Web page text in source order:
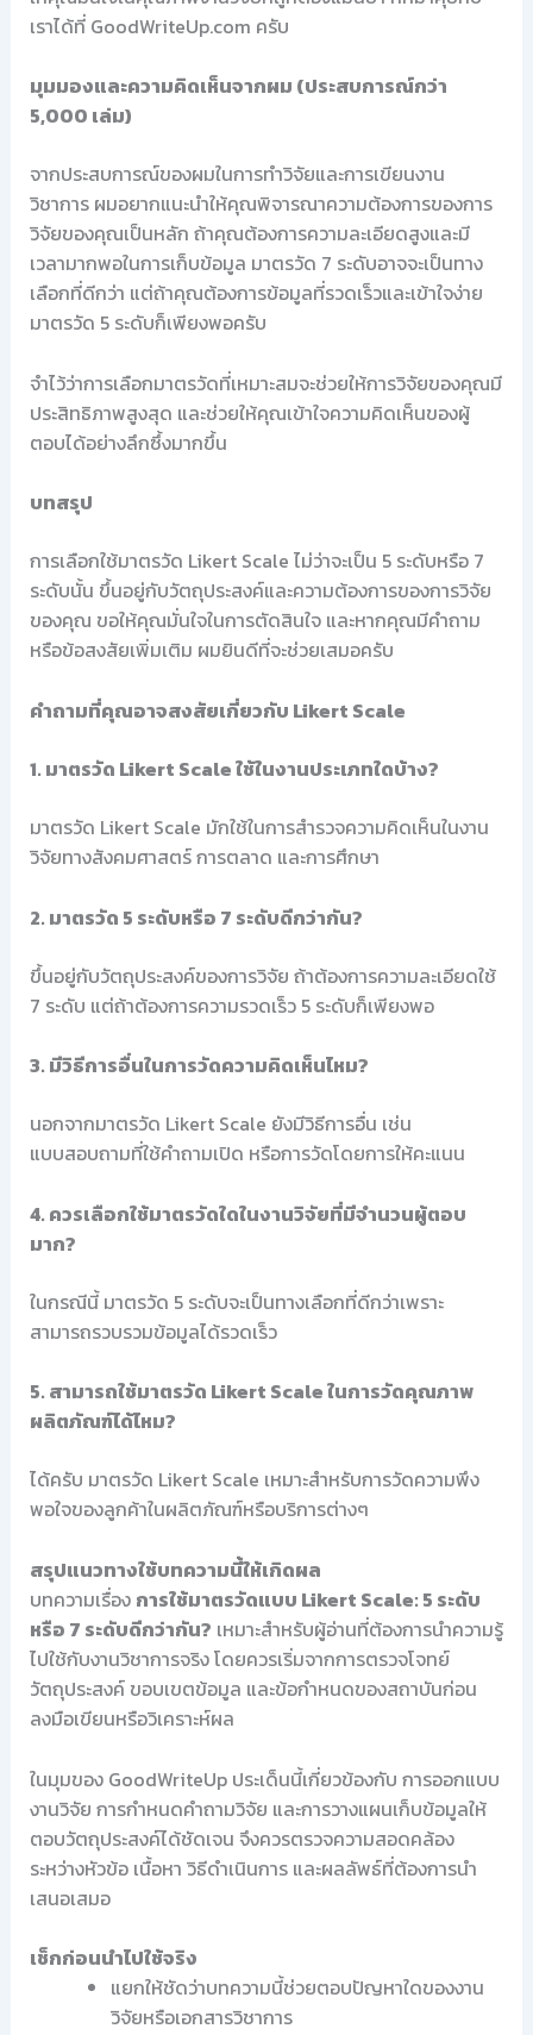
เราได้ที่ GoodWriteUp.com ครับ
มุมมองและความคิดเห็นจากผม (ประสบการณ์กว่า
5,000 เล่ม)
จากประสบการณ์ของผมในการทำวิจัยและการเขียนงาน
วิชาการ ผมอยากแนะนำให้คุณพิจารณาความต้องการของการ
วิจัยของคุณเป็นหลัก ถ้าคุณต้องการความละเอียดสูงและมี
เวลามากพอในการเก็บข้อมูล มาตรวัด 7 ระดับอาจจะเป็นทาง
เลือกที่ดีกว่า แต่ถ้าคุณต้องการข้อมูลที่รวดเร็วและเข้าใจง่าย
มาตรวัด 5 ระดับก็เพียงพอครับ
จำไว้ว่าการเลือกมาตรวัดที่เหมาะสมจะช่วยให้การวิจัยของคุณมี
ประสิทธิภาพสูงสุด และช่วยให้คุณเข้าใจความคิดเห็นของผู้
ตอบได้อย่างลึกซึ้งมากขึ้น
บทสรุป
การเลือกใช้มาตรวัด Likert Scale ไม่ว่าจะเป็น 5 ระดับหรือ 7
ระดับนั้น ขึ้นอยู่กับวัตถุประสงค์และความต้องการของการวิจัย
ของคุณ ขอให้คุณมั่นใจในการตัดสินใจ และหากคุณมีคำถาม
หรือข้อสงสัยเพิ่มเติม ผมยินดีที่จะช่วยเสมอครับ
คำถามที่คุณอาจสงสัยเกี่ยวกับ Likert Scale
1. มาตรวัด Likert Scale ใช้ในงานประเภทใดบ้าง?
มาตรวัด Likert Scale มักใช้ในการสำรวจความคิดเห็นในงาน
วิจัยทางสังคมศาสตร์ การตลาด และการศึกษา
2. มาตรวัด 5 ระดับหรือ 7 ระดับดีกว่ากัน?
ขึ้นอยู่กับวัตถุประสงค์ของการวิจัย ถ้าต้องการความละเอียดใช้
7 ระดับ แต่ถ้าต้องการความรวดเร็ว 5 ระดับก็เพียงพอ
3. มีวิธีการอื่นในการวัดความคิดเห็นไหม?
นอกจากมาตรวัด Likert Scale ยังมีวิธีการอื่น เช่น
แบบสอบถามที่ใช้คำถามเปิด หรือการวัดโดยการให้คะแนน
4. ควรเลือกใช้มาตรวัดใดในงานวิจัยที่มีจำนวนผู้ตอบ
มาก?
ในกรณีนี้ มาตรวัด 5 ระดับจะเป็นทางเลือกที่ดีกว่าเพราะ
สามารถรวบรวมข้อมูลได้รวดเร็ว
5. สามารถใช้มาตรวัด Likert Scale ในการวัดคุณภาพ
ผลิตภัณฑ์ได้ไหม?
ได้ครับ มาตรวัด Likert Scale เหมาะสำหรับการวัดความพึง
พอใจของลูกค้าในผลิตภัณฑ์หรือบริการต่างๆ
สรุปแนวทางใช้บทความนี้ให้เกิดผล
บทความเรื่อง การใช้มาตรวัดแบบ Likert Scale: 5 ระดับ
หรือ 7 ระดับดีกว่ากัน? เหมาะสำหรับผู้อ่านที่ต้องการนำความรู้
ไปใช้กับงานวิชาการจริง โดยควรเริ่มจากการตรวจโจทย์
วัตถุประสงค์ ขอบเขตข้อมูล และข้อกำหนดของสถาบันก่อน
ลงมือเขียนหรือวิเคราะห์ผล
ในมุมของ GoodWriteUp ประเด็นนี้เกี่ยวข้องกับ การออกแบบ
งานวิจัย การกำหนดคำถามวิจัย และการวางแผนเก็บข้อมูลให้
ตอบวัตถุประสงค์ได้ชัดเจน จึงควรตรวจความสอดคล้อง
ระหว่างหัวข้อ เนื้อหา วิธีดำเนินการ และผลลัพธ์ที่ต้องการนำ
เสนอเสมอ
เช็กก่อนนำไปใช้จริง
แยกให้ชัดว่าบทความนี้ช่วยตอบปัญหาใดของงาน
วิจัยหรือเอกสารวิชาการ